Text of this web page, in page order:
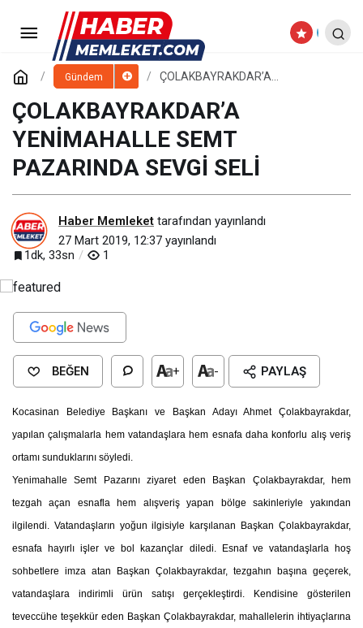
Gündem
ÇOLAKBAYRAKDAR’A
SEVGİ SELİ
ÇOLAKBAYRAKDAR’A
YENİMAHALLE SEMT
PAZARINDA SEVGİ SELİ
Haber Memleket tarafından yayınlandı
27 Mart 2019, 12:37 yayınlandı
1dk, 33sn
1
BEĞEN + - PAYLAŞ
Kocasinan Belediye Başkanı ve Başkan Adayı Ahmet Çolakbayrakdar,
yapılan çalışmalarla hem vatandaşlara hem esnafa daha konforlu alış veriş
ortamı sunduklarını söyledi.
Yenimahalle Semt Pazarını ziyaret eden Başkan Çolakbayrakdar, hem
tezgah açan esnafla hem alışveriş yapan bölge sakinleriyle yakından
ilgilendi. Vatandaşların yoğun ilgisiyle karşılanan Başkan Çolakbayrakdar,
esnafa hayırlı işler ve bol kazançlar diledi. Esnaf ve vatandaşlarla hoş
sohbetlere imza atan Başkan Çolakbayrakdar, tezgahın başına geçerek,
vatandaşlara indirimli ürün satışı gerçekleştirdi. Kendisine gösterilen
teveccühe teşekkür eden Başkan Çolakbayrakdar, mahallelerin ihtiyaçlarına
BİNA GÖREVLİLERİ ‘YALÇIN’ DEDİ
Yorum Yap